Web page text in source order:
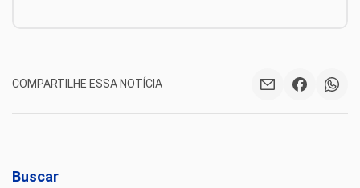
COMPARTILHE ESSA NOTÍCIA
Buscar